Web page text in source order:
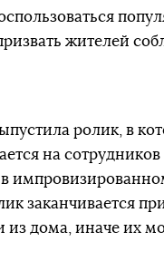
жителей
ролик, в
на
в
заканчивается
из дома, иначе их